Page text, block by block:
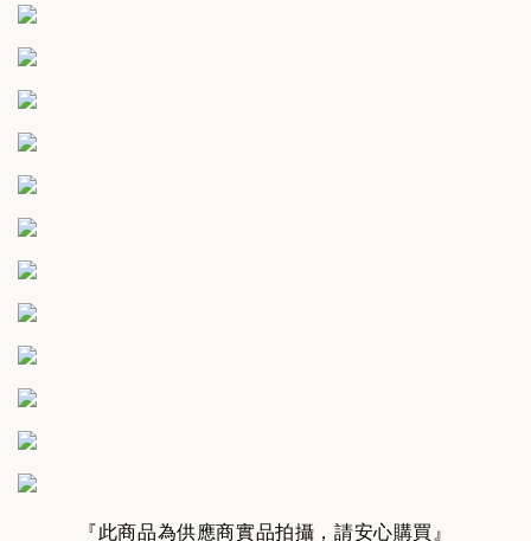
『此商品為供應商實品拍攝，請安心購買』